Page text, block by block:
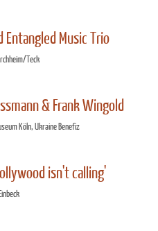
Entangled Music Trio
Teck
& Frank Wingold
Köln, Ukraine Benefiz
isn't calling'